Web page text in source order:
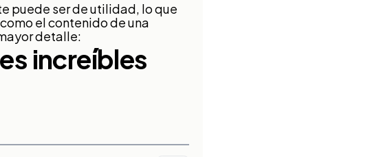
puede ser de utilidad, lo que
el contenido de una
detalle:
increíbles